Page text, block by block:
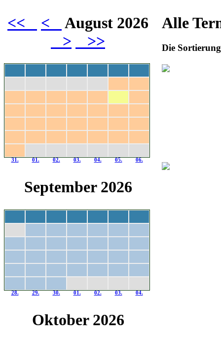
<< <
August 2026
>
>>
Sa So
27. 28. 29. 30. 31. 01. 02.
03. 04. 05. 06. 07. 08. 09.
10. 11. 12. 13. 14. 15. 16.
17. 18. 19. 20. 21. 22. 23.
24.
31. 01. 02. 03. 04. 05. 06.
September 2026
Di Mi Do Fr Sa So
31. 01. 02. 03. 04. 05. 06.
07. 08. 09. 10. 11. 12. 13.
14. 15. 16. 17. 18. 19. 20.
21. 22. 23.
28. 29. 30. 01. 02. 03. 04.
Oktober 2026
Alle
Die